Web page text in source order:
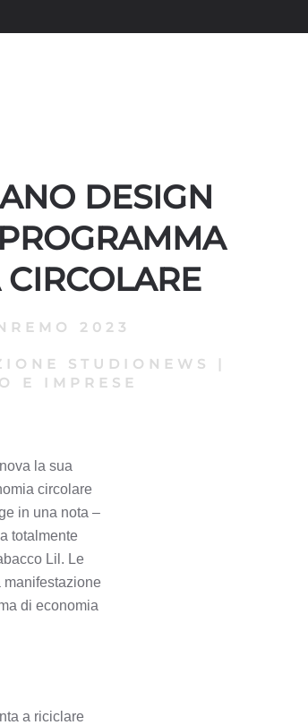
DESIGN
2023
STUDIONEWS
|
E IMPRESE
la sua
circolare
in una nota –
totalmente
Lil. Le
manifestazione
di economia
a riciclare